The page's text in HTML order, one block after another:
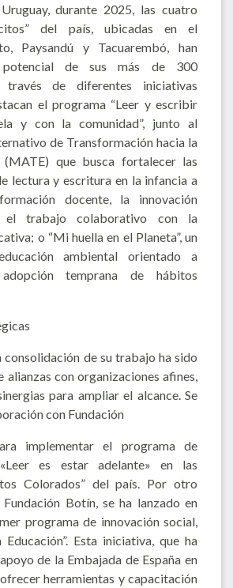
durante 2025, las cuatro
del país, ubicadas en el
Paysandú y Tacuarembó, han
potencial de sus más de 300
través de diferentes iniciativas
el programa “Leer y escribir
y con la comunidad”, junto al
de Transformación hacia la
(MATE) que busca fortalecer las
lectura y escritura en la infancia a
docente, la innovación
el trabajo colaborativo con la
o “Mi huella en el Planeta”, un
ambiental orientado a
temprana de hábitos
de su trabajo ha sido
alianzas con organizaciones afines,
para ampliar el alcance. Se
con Fundación
implementar el programa de
es estar adelante» en las
Colorados” del país. Por otro
Botín, se ha lanzado en
programa de innovación social,
Esta iniciativa, que ha
de la Embajada de España en
herramientas y capacitación